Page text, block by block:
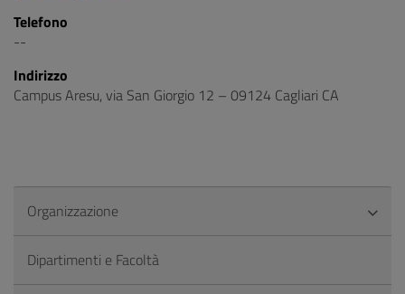
Telefono
--
Indirizzo
Campus Aresu, via San Giorgio 12 – 09124 Cagliari CA
Organizzazione
Dipartimenti e Facoltà